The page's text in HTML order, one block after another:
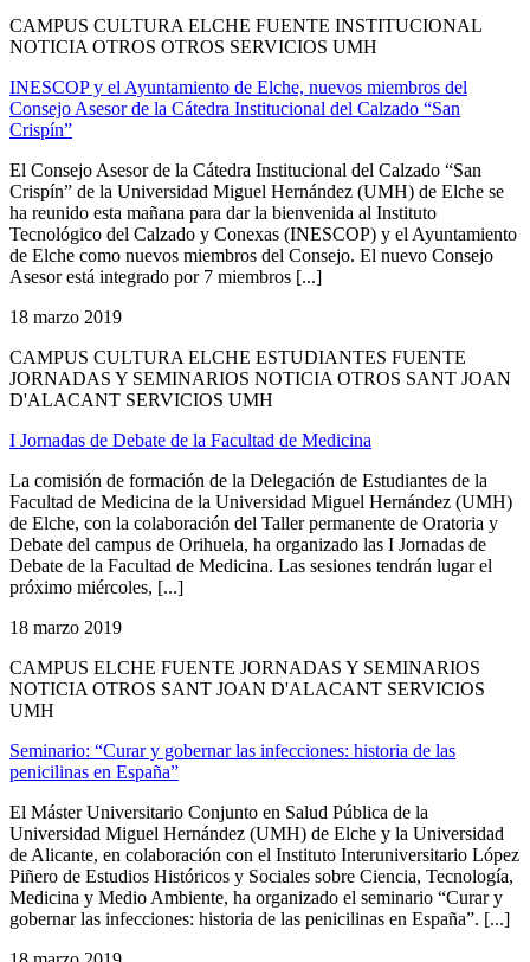
CAMPUS CULTURA ELCHE FUENTE INSTITUCIONAL
NOTICIA OTROS OTROS SERVICIOS UMH
INESCOP y el Ayuntamiento de Elche, nuevos miembros del
Consejo Asesor de la Cátedra Institucional del Calzado “San
Crispín”
El Consejo Asesor de la Cátedra Institucional del Calzado “San
Crispín” de la Universidad Miguel Hernández (UMH) de Elche se
ha reunido esta mañana para dar la bienvenida al Instituto
Tecnológico del Calzado y Conexas (INESCOP) y el Ayuntamiento
de Elche como nuevos miembros del Consejo. El nuevo Consejo
Asesor está integrado por 7 miembros [...]
18 marzo 2019
CAMPUS CULTURA ELCHE ESTUDIANTES FUENTE
JORNADAS Y SEMINARIOS NOTICIA OTROS SANT JOAN
D'ALACANT SERVICIOS UMH
I Jornadas de Debate de la Facultad de Medicina
La comisión de formación de la Delegación de Estudiantes de la
Facultad de Medicina de la Universidad Miguel Hernández (UMH)
de Elche, con la colaboración del Taller permanente de Oratoria y
Debate del campus de Orihuela, ha organizado las I Jornadas de
Debate de la Facultad de Medicina. Las sesiones tendrán lugar el
próximo miércoles, [...]
18 marzo 2019
CAMPUS ELCHE FUENTE JORNADAS Y SEMINARIOS
NOTICIA OTROS SANT JOAN D'ALACANT SERVICIOS
UMH
Seminario: “Curar y gobernar las infecciones: historia de las
penicilinas en España”
El Máster Universitario Conjunto en Salud Pública de la
Universidad Miguel Hernández (UMH) de Elche y la Universidad
de Alicante, en colaboración con el Instituto Interuniversitario López
Piñero de Estudios Históricos y Sociales sobre Ciencia, Tecnología,
Medicina y Medio Ambiente, ha organizado el seminario “Curar y
gobernar las infecciones: historia de las penicilinas en España”. [...]